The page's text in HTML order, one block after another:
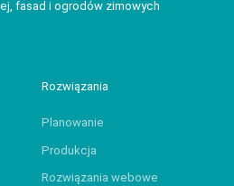
fasad i ogrodów zimowych
Rozwiązania
Planowanie
Produkcja
Rozwiązania webowe